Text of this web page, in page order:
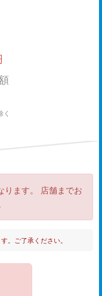
ります。 店舗までお
。ご了承ください。